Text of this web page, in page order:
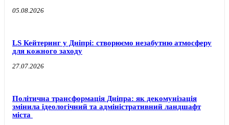
05.08.2026
LS Кейтеринг у Дніпрі: створюємо незабутню атмосферу
для кожного заходу
27.07.2026
Політична трансформація Дніпра: як декомунізація
змінила ідеологічний та адміністративний ландшафт
міста